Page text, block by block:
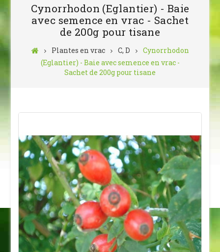
Cynorrhodon (Eglantier) - Baie
avec semence en vrac - Sachet
de 200g pour tisane
Plantes en vrac C, D
Cynorrhodon
(Eglantier) - Baie avec semence en vrac -
Sachet de 200g pour tisane